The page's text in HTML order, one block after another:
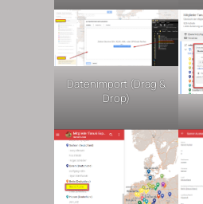
Datenimport (Drag &
Drop)